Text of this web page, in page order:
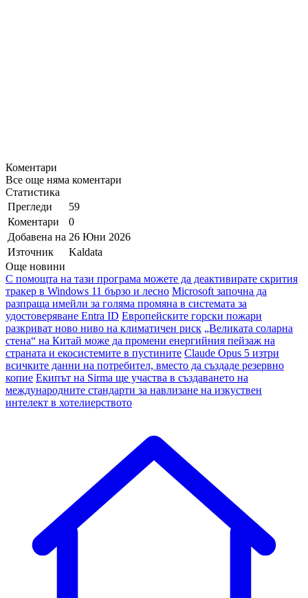
Коментари
Все още няма коментари
Статистика
Прегледи
59
Коментари
0
Добавена на 26 Юни 2026
Източник
Kaldata
Още новини
С помощта на тази програма можете да деактивирате скрития
тракер в Windows 11 бързо и лесно Microsoft започна да
разпраща имейли за голяма промяна в системата за
удостоверяване Entra ID Европейските горски пожари
разкриват ново ниво на климатичен риск „Великата соларна
стена“ на Китай може да промени енергийния пейзаж на
страната и екосистемите в пустините Claude Opus 5 изтри
всичките данни на потребител, вместо да създаде резервно
копие Екипът на Sirma ще участва в създаването на
международните стандарти за навлизане на изкуствен
интелект в хотелиерството